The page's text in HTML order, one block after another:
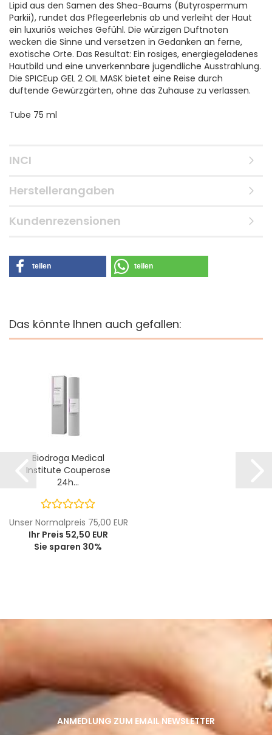
Lipid aus den Samen des Shea-Baums (Butyrospermum
Parkii), rundet das Pflegeerlebnis ab und verleiht der Haut
ein luxuriös weiches Gefühl. Die würzigen Duftnoten
wecken die Sinne und versetzen in Gedanken an ferne,
exotische Orte. Das Resultat: Ein rosiges, energiegeladenes
Hautbild und eine unverkennbare jugendliche Ausstrahlung.
Die SPICEup GEL 2 OIL MASK bietet eine Reise durch
duftende Gewürzgärten, ohne das Zuhause zu verlassen.
Tube 75 ml
INCI
Herstellerangaben
Kundenrezensionen
teilen teilen
Das könnte Ihnen auch gefallen:
Biodroga Medical
Institute Couperose
24h...
Unser Normalpreis 75,00 EUR
Ihr Preis 52,50 EUR
Sie sparen 30%
ANMEDLUNG ZUM EMAIL NEWSLETTER